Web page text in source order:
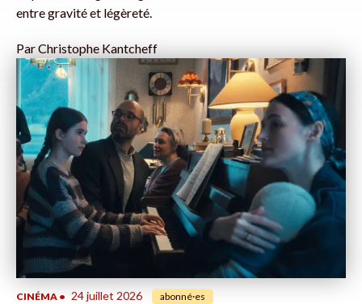
entre gravité et légèreté.
ParChristophe Kantcheff
CINÉMA • 24 juillet 2026 abonné·es